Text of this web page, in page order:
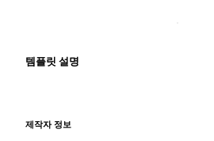
템플릿 설명
제작자 정보